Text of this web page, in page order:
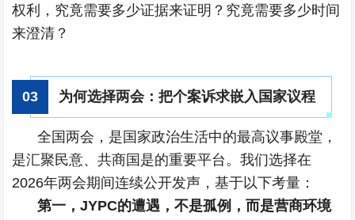
权利，究竟需要多少证据来证明？究竟需要多少时间
来澄清？
03 为何选择两会：把个案诉求嵌入国家议程
全国两会，是国家政治生活中的最高议事殿堂，
是汇聚民意、共商国是的重要平台。我们选择在
2026年两会期间连续公开发声，基于以下考量：
第一，JYPC的遭遇，不是孤例，而是营商环境